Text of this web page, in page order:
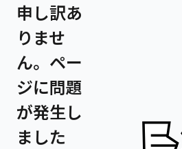
申し訳あ
りませ
ん。ペー
ジに問題
が発生し
ました